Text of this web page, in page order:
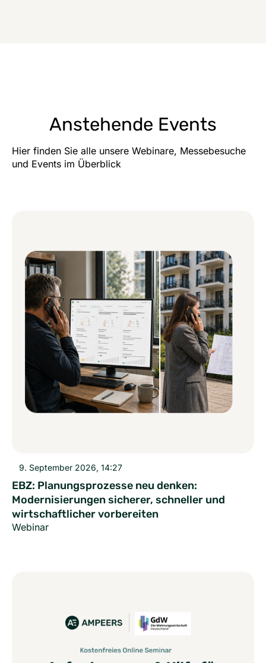
Anstehende Events
Hier finden Sie alle unsere Webinare, Messebesuche
und Events im Überblick
9. September 2026, 14:27
EBZ: Planungsprozesse neu denken:
Modernisierungen sicherer, schneller und
wirtschaftlicher vorbereiten
Webinar